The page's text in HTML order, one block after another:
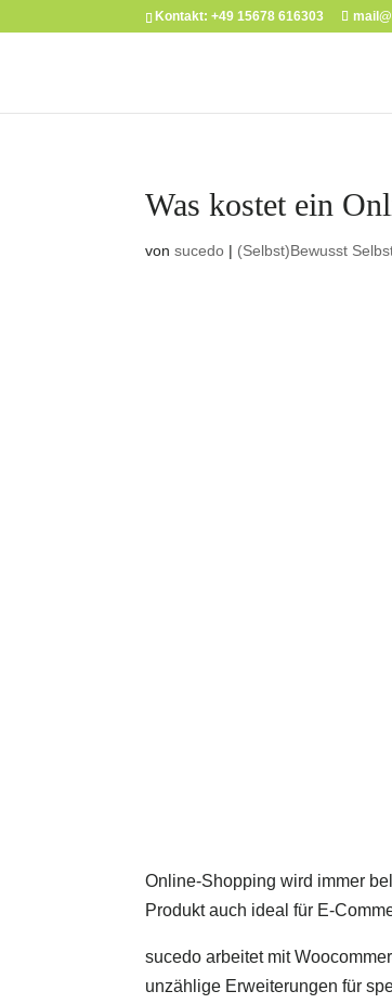
Kontakt: +49 15678 616303
Was kostet ein
vonsucedo | (Selbst)Bewusst
Online-Shopping wird immer
Produkt auch ideal für E-
sucedo arbeitet mit
unzählige Erweiterungen für